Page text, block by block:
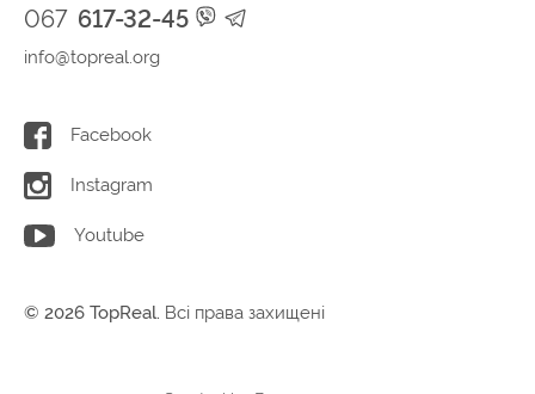
067 617-32-45
info@topreal.org
Facebook
Instagram
Youtube
© 2026 TopReal. Всі права захищені